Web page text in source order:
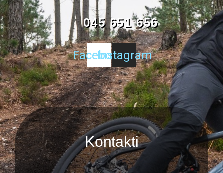
045 651 656
Facebook
Instagram
Kontakti